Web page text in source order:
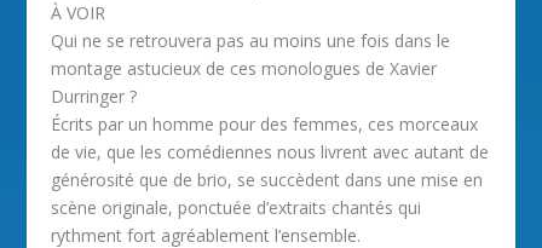
À VOIR
Qui ne se retrouvera pas au moins une fois dans le
montage astucieux de ces monologues de Xavier
Durringer ?
Écrits par un homme pour des femmes, ces morceaux
de vie, que les comédiennes nous livrent avec autant de
générosité que de brio, se succèdent dans une mise en
scène originale, ponctuée d’extraits chantés qui
rythment fort agréablement l’ensemble.